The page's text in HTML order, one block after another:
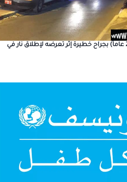
إصابة شاب (20 عاماً) بجراح خطيرة إثر تعرضه لإطلاق نار في